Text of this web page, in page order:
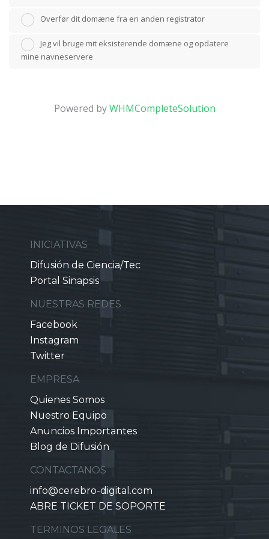
Overfør dit domæne fra en anden registrator
Jeg vil bruge mit eksisterende domæne og opdatere
mine navneservere
Powered byWHMCompleteSolution
INICIATIVAS
Difusión de Ciencia/Tec
Portal Sinapsis
NUESTRAS REDES
Facebook
Instagram
Twitter
EMPRESA
Quienes Somos
Nuestro Equipo
Anuncios Importantes
Blog de Difusión
CONTACTANOS
info@cerebro-digital.com
ABRE TICKET DE SOPORTE
TERMINOS LEGALES